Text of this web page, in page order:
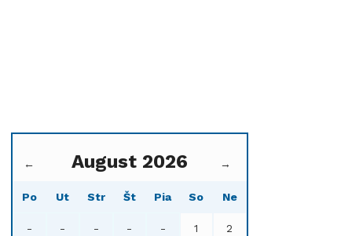
← August 2026 →
Po Ut Str Št Pia So Ne
- - - - - 1 2